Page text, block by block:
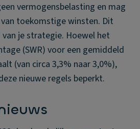
vermogensbelasting en mag
toekomstige winsten. Dit
je strategie. Hoewel het
(SWR) voor een gemiddeld
(van circa 3,3% naar 3,0%),
nieuwe regels beperkt.